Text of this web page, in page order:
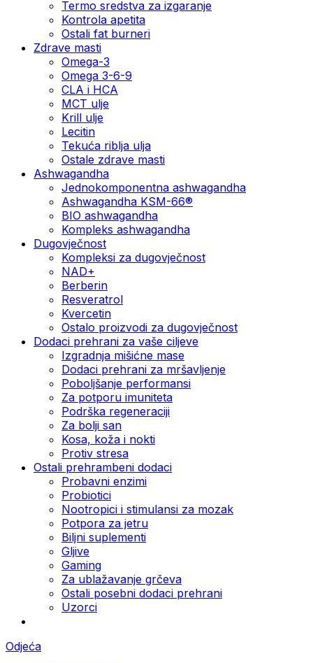
Termo sredstva za izgaranje
Kontrola apetita
Ostali fat burneri
Zdrave masti
Omega-3
Omega 3-6-9
CLA i HCA
MCT ulje
Krill ulje
Lecitin
Tekuća riblja ulja
Ostale zdrave masti
Ashwagandha
Jednokomponentna ashwagandha
Ashwagandha KSM-66®
BIO ashwagandha
Kompleks ashwagandha
Dugovječnost
Kompleksi za dugovječnost
NAD+
Berberin
Resveratrol
Kvercetin
Ostalo proizvodi za dugovječnost
Dodaci prehrani za vaše ciljeve
Izgradnja mišićne mase
Dodaci prehrani za mršavljenje
Poboljšanje performansi
Za potporu imuniteta
Podrška regeneraciji
Za bolji san
Kosa, koža i nokti
Protiv stresa
Ostali prehrambeni dodaci
Probavni enzimi
Probiotici
Nootropici i stimulansi za mozak
Potpora za jetru
Biljni suplementi
Gljive
Gaming
Za ublažavanje grčeva
Ostali posebni dodaci prehrani
Uzorci
Odjeća